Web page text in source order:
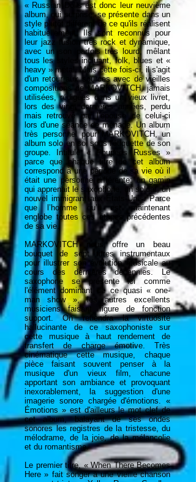
« Russian Dolls est donc leur neuvième
album, qui surprise, se présente dans un
style plutôt différent de ce qu'ils réalisent
habituellement. Ils sont reconnus pour
leur jazz fusion très rock et dynamique,
avec un son parfois très lourd, mêlant
tous les styles incluant, folk, blues et «
heavy » métal. Mais cette fois-ci, il s'agit
d'un retour aux sources avec de vieilles
compositions de MARKOVITCH, jamais
utilisées, rédigées dans un vieux livret,
lors des vingt dernières années, perdu
mais retrouvé par l’épouse de celui-ci
lors d'une séance de ménage. Un album
très personnel pour MARKOVITCH, un
album solo en soi sous l'étiquette de son
groupe. Intitulé « Poupées Russes »
parce que chaque titre de cet album
correspond à une période de sa vie où il
était une personne différente: un gamin
qui apprenait le saxophone, un soldat, un
nouvel immigrant aux États-Unis. Parce
que l’homme qu’il est maintenant
englobe toutes ces étapes précédentes
de sa vie.
MARKOVITCH nous offre un beau
bouquet de sept titres instrumentaux
pour illustrer son évolution musicale au
cours des dernières décennies. Le
saxophone se présente ici comme
l'élément dominant de ce quasi « one-
man show », les autres excellents
musiciens faisant figure de fonction
support. On retiendra la virtuosité
hallucinante de ce saxophoniste sur
cette musique à haut rendement de
transfert de charge émotive. Très
cinématique cette musique, chaque
pièce faisant souvent penser à la
musique d'un vieux film, chacune
apportant son ambiance et provoquant
inexorablement, la suggestion d'une
imagerie sonore chargée d'émotions. «
Émotions » est d'ailleurs le mot clef de
cet album, balayant de ses ondes
sonores les registres de la tristesse, du
mélodrame, de la joie, de la mélancolie
et du romantisme.
Le premier titre, « When There Becomes
Here » fait songer à une vieille chanson